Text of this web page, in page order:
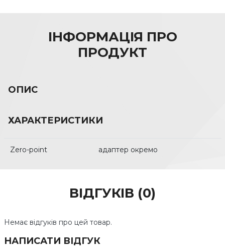
ІНФОРМАЦІЯ ПРО
ПРОДУКТ
ОПИС
ХАРАКТЕРИСТИКИ
Zero-point адаптер окремо
ВІДГУКІВ (0)
Немає відгуків про цей товар.
НАПИСАТИ ВІДГУК